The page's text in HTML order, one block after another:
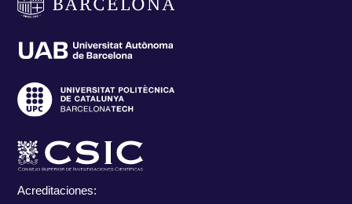
Acreditaciones: